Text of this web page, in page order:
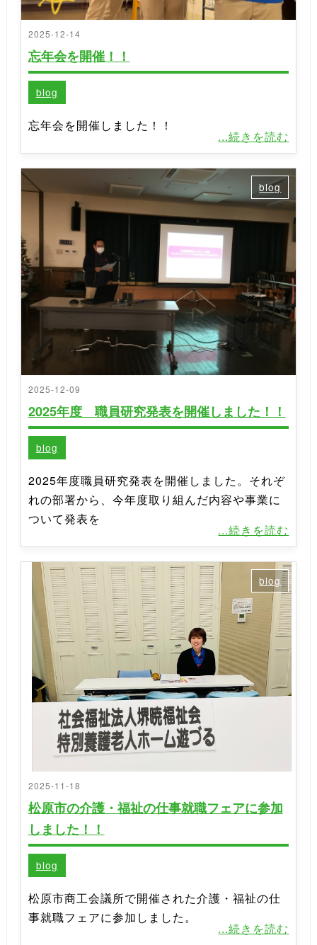
2025-12-14
忘年会を開催！！
blog
忘年会を開催しました！！
...続きを読む
2025-12-09
2025年度 職員研究発表を開催しました！！
blog
blog
2025年度職員研究発表を開催しました。それぞ
れの部署から、今年度取り組んだ内容や事業に
ついて発表を
...続きを読む
2025-11-18
松原市の介護・福祉の仕事就職フェアに参加
しました！！
blog
blog
松原市商工会議所で開催された介護・福祉の仕
事就職フェアに参加しました。
...続きを読む